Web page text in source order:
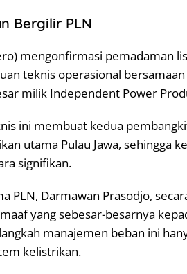
Bergilir PLN
mengonfirmasi pemadaman
teknis operasional
milik Independent Power
ini membuat kedua
utama Pulau Jawa, sehingga
signifikan.
PLN, Darmawan Prasodjo,
yang sebesar-besarnya
manajemen beban ini
kelistrikan.